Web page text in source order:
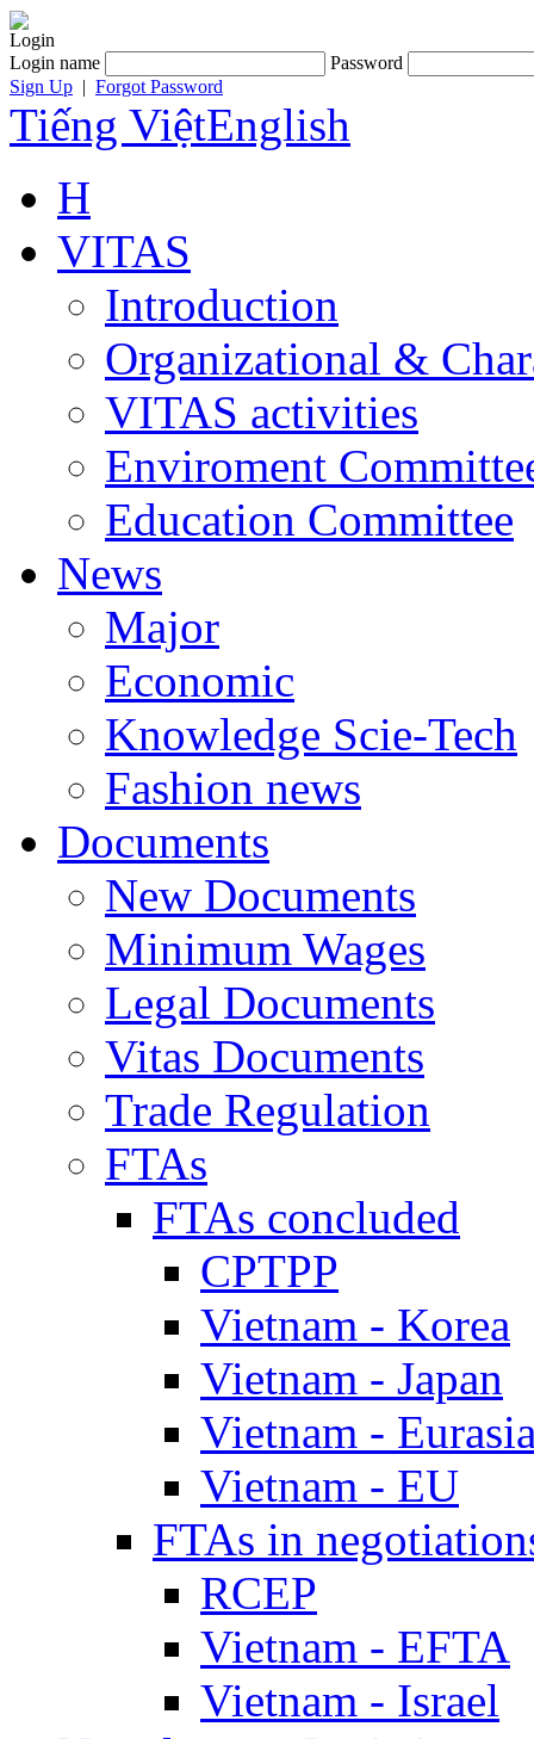
Login
Login name
Password
Sign Up | Forgot Password
Tiếng ViệtEnglish
H
VITAS
Introduction
Organizational &
VITAS activities
Enviroment
Education Committee
News
Major
Economic
Knowledge Scie-Tech
Fashion news
Documents
New Documents
Minimum Wages
Legal Documents
Vitas Documents
Trade Regulation
FTAs
FTAs concluded
CPTPP
Vietnam - Korea
Vietnam - Japan
Vietnam -
Vietnam - EU
FTAs in
RCEP
Vietnam - EFTA
Vietnam - Israel